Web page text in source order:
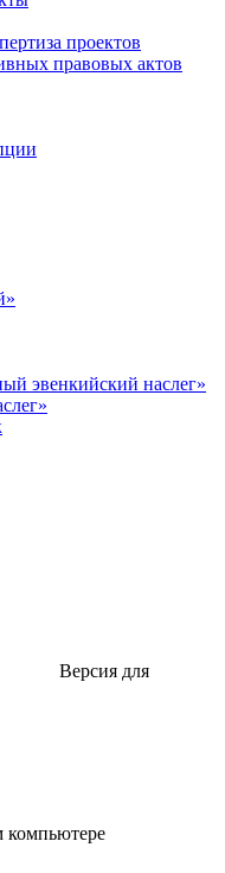
проектов
правовых актов
эвенкийский наслег»
Версия для
компьютере